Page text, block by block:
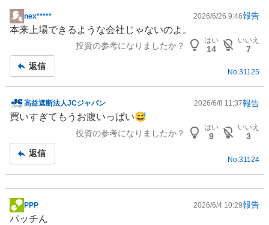
掲
示
事
nex***** 2026/6/26 9:46報告
本来上場できるような会社じゃないのよ。
投資の参考になりましたか？
はい
14
いいえ
7
返信
No.31125
掲
示
事
高益遮断法人JCジャパン 2026/6/8 11:37報告
買いすぎてもうお腹いっぱい😅
投資の参考になりましたか？
はい
9
いいえ
3
返信
No. 31124
掲
PPP 2026/6/4 10:29報告
パッチん